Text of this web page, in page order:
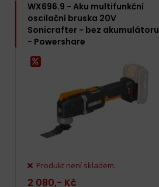
WX696.9 - Aku multifunkční
oscilační bruska 20V
Sonicrafter - bez akumulátoru
- Powershare
Produkt není skladem.
2 080,- Kč